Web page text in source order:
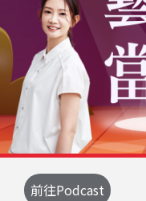
前往Podcast